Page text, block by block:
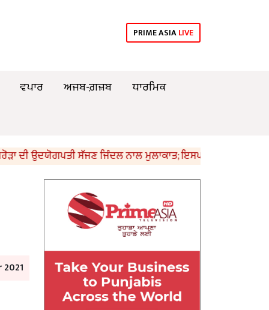
PRIME ASIALIVE
ਵਪਾਰ ਅਜਬ-ਗ਼ਜ਼ਬ
ਧਾਰਮਿਕ
ਉਦਯੋਗਪਤੀ ਸੱਜਣ ਜਿੰਦਲ ਨਾਲ ਮੁਲਾਕਾਤ; ਇਸਪਾਤ ਖੇਤਰ ‘ਚ ₹1,500